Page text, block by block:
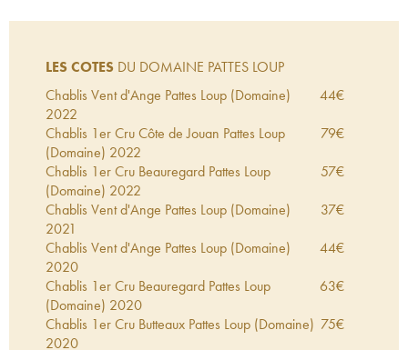
LES COTES DU DOMAINE PATTES LOUP
Chablis Vent d'Ange Pattes Loup (Domaine)
2022
44€
Chablis 1er Cru Côte de Jouan Pattes Loup
(Domaine) 2022
79€
Chablis 1er Cru Beauregard Pattes Loup
(Domaine) 2022
57€
Chablis Vent d'Ange Pattes Loup (Domaine)
2021
37€
Chablis Vent d'Ange Pattes Loup (Domaine)
2020
44€
Chablis 1er Cru Beauregard Pattes Loup
(Domaine) 2020
63€
Chablis 1er Cru Butteaux Pattes Loup (Domaine)
2020
75€